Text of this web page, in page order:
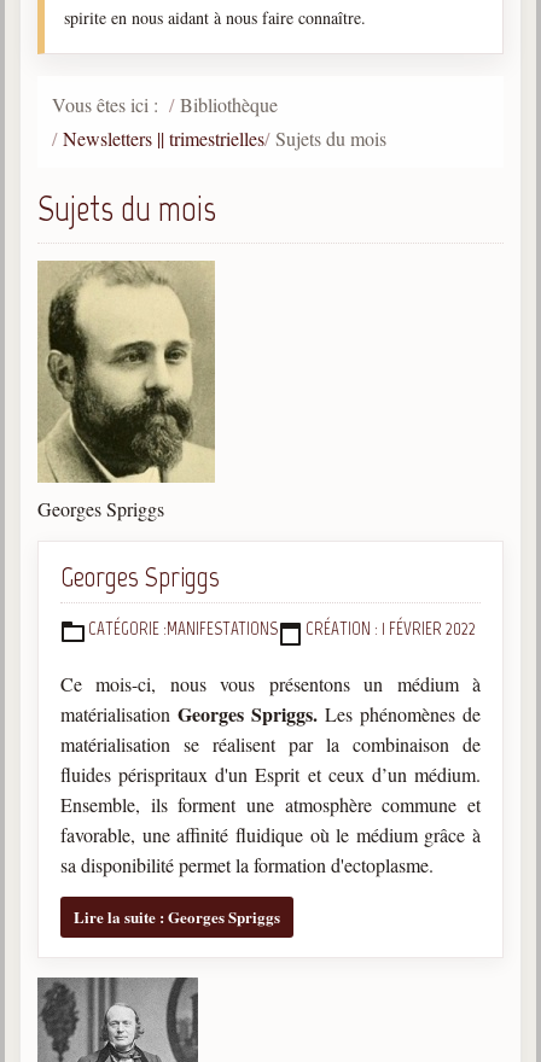
Médiums
Les hommes
Allan Kardec
Léon Denis
1846-1927
Gabriel Delanne
1857-1926
Chico Xavier
1910-2002
Divaldo Franco
1927-2025
Bibliothèque
Bibliothèque spirite
Bulletins "Le Spiritisme"
Journal trimestriel
Newsletters
Sujets du mois
Maximes
Enregistrements
séance d'aide spirituelle
Diaporamas
spirite en nous aidant à nous faire connaître.
Vous êtes ici :
Bibliothèque
Newsletters || trimestrielles Sujets du mois
Sujets du mois
Georges Spriggs
Georges Spriggs
DÉTAILSCATÉGORIE :MANIFESTATIONS CRÉATION : 1 FÉVRIER 2022
Ce mois-ci, nous vous présentons un médium à
matérialisation Georges Spriggs. Les phénomènes de
matérialisation se réalisent par la combinaison de
fluides périspritaux d'un Esprit et ceux d’un médium.
Ensemble, ils forment une atmosphère commune et
favorable, une affinité fluidique où le médium grâce à
sa disponibilité permet la formation d'ectoplasme.
Lire la suite : Georges Spriggs